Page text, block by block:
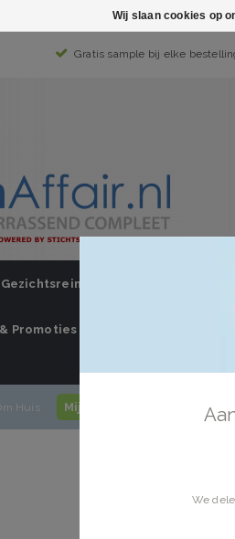
Gratis sample bij elke
Gezichtsreiniging
Promoties
Huis Mijn account / inloggen
We
Wij slaan cookies op